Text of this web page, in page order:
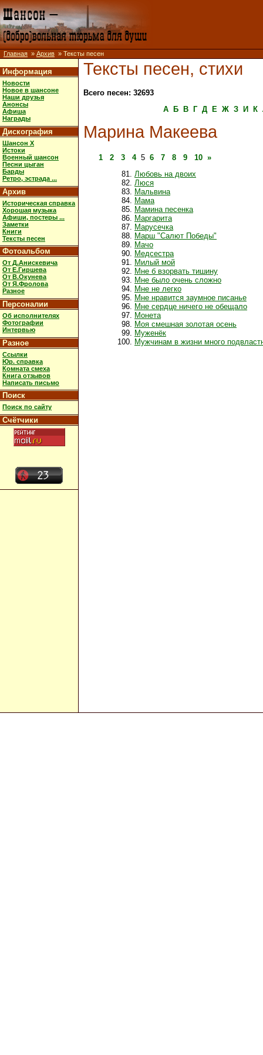
Главная » Архив » Тексты песен
Информация
Новости
Новое в шансоне
Наши друзья
Анонсы
Афиша
Награды
Дискография
Шансон X
Истоки
Военный шансон
Песни цыган
Барды
Ретро, эстрада ...
Архив
Историческая справка
Хорошая музыка
Афиши, постеры ...
Заметки
Книги
Тексты песен
Фотоальбом
От Д.Анискевича
От Е.Гиршева
От В.Окунева
От Я.Фролова
Разное
Персоналии
Об исполнителях
Фотографии
Интервью
Разное
Ссылки
Юр. справка
Комната смеха
Книга отзывов
Написать письмо
Поиск
Поиск по сайту
Счётчики
Тексты песен, стихи
Всего песен: 32693
А
Б В Г Д Е Ж З И К
Марина Макеева
1 2 3 45 6 7 8 9 10 »
Любовь на двоих
Люся
Мальвина
Мама
Мамина песенка
Маргарита
Марусечка
Марш "Салют Победы"
Мачо
Медсестра
Милый мой
Мне б взорвать тишину
Мне было очень сложно
Мне не легко
Мне нравится заумное писанье
Мне сердце ничего не обещало
Монета
Моя смешная золотая осень
Муженёк
Мужчинам в жизни много